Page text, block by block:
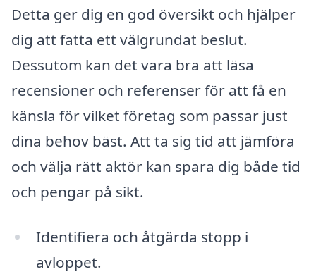
Detta ger dig en god översikt och hjälper
dig att fatta ett välgrundat beslut.
Dessutom kan det vara bra att läsa
recensioner och referenser för att få en
känsla för vilket företag som passar just
dina behov bäst. Att ta sig tid att jämföra
och välja rätt aktör kan spara dig både tid
och pengar på sikt.
Identifiera och åtgärda stopp i
avloppet.